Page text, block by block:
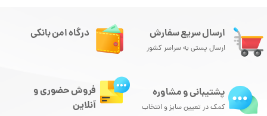
ارسال سریع سفارش
ارسال پستی به سراسر کشور
درگاه امن بانکی
پشتیبانی و مشاوره
کمک در تعیین سایز و انتخاب
فروش حضوری و
آنلاین